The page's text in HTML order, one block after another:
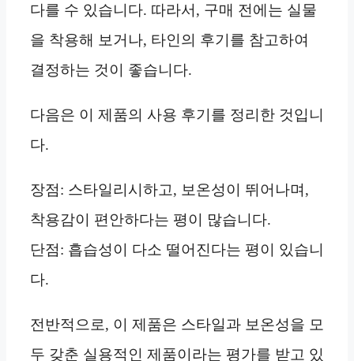
다를 수 있습니다. 따라서, 구매 전에는 실물
을 착용해 보거나, 타인의 후기를 참고하여
결정하는 것이 좋습니다.
다음은 이 제품의 사용 후기를 정리한 것입니
다.
장점: 스타일리시하고, 보온성이 뛰어나며,
착용감이 편안하다는 평이 많습니다.
단점: 흡습성이 다소 떨어진다는 평이 있습니
다.
전반적으로, 이 제품은 스타일과 보온성을 모
두 갖춘 실용적인 제품이라는 평가를 받고 있